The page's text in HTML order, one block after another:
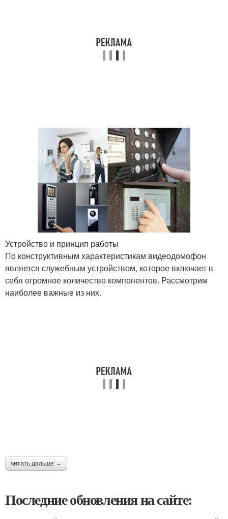
Устройство и принцип работы
По конструктивным характеристикам видеодомофон
является служебным устройством, которое включает в
себя огромное количество компонентов. Рассмотрим
наиболее важные из них.
читать дальше →
Последние обновления на сайте: